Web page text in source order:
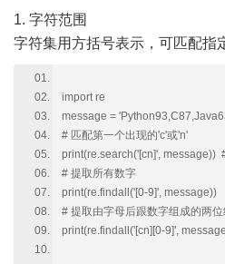
1. 字符范围
字符集用方括号表示，可匹配指
import re
message =
# 匹配第一个出现的'c'或'n'
print(re.search('[cn]', message))
# 提取所有数字
print(re.findall('[0-9]', message))
# 提取由字母后跟数字组成的两
print(re.findall('[cn][0-9]',